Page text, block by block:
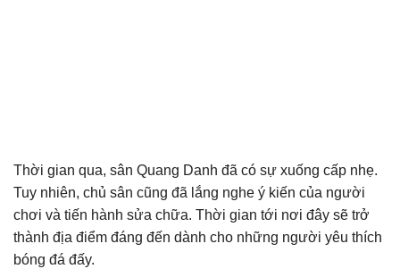
Thời gian qua, sân Quang Danh đã có sự xuống cấp nhẹ.
Tuy nhiên, chủ sân cũng đã lắng nghe ý kiến của người
chơi và tiến hành sửa chữa. Thời gian tới nơi đây sẽ trở
thành địa điểm đáng đến dành cho những người yêu thích
bóng đá đấy.